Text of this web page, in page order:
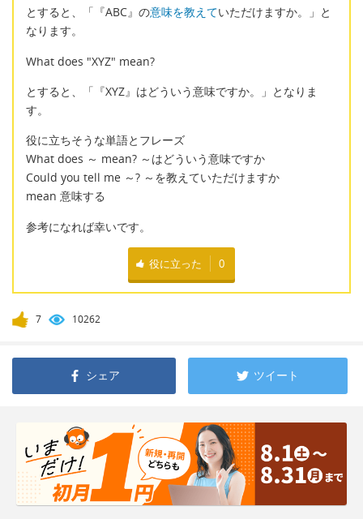
とすると、「『ABC』の意味を教えていただけますか。」と
なります。
What does "XYZ" mean?
とすると、「『XYZ』はどういう意味ですか。」となりま
す。
役に立ちそうな単語とフレーズ
What does ～ mean? ～はどういう意味ですか
Could you tell me ～? ～を教えていただけますか
mean 意味する
参考になれば幸いです。
役に立った 0
7 10262
シェア ツイート